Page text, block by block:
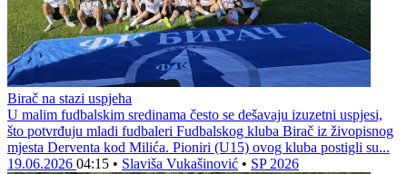
Birač na stazi uspjeha
U malim fudbalskim sredinama često se dešavaju izuzetni uspjesi,
što potvrđuju mladi fudbaleri Fudbalskog kluba Birač iz živopisnog
mjesta Derventa kod Milića. Pioniri (U15) ovog kluba postigli su...
19.06.2026 04:15 • Slaviša Vukašinović • SP 2026